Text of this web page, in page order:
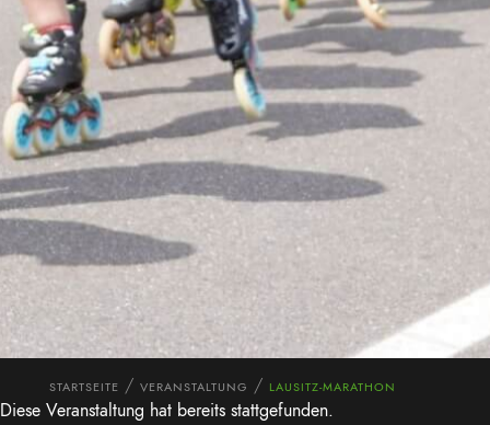
STARTSEITE VERANSTALTUNG LAUSITZ-MARATHON
Diese Veranstaltung hat bereits stattgefunden.